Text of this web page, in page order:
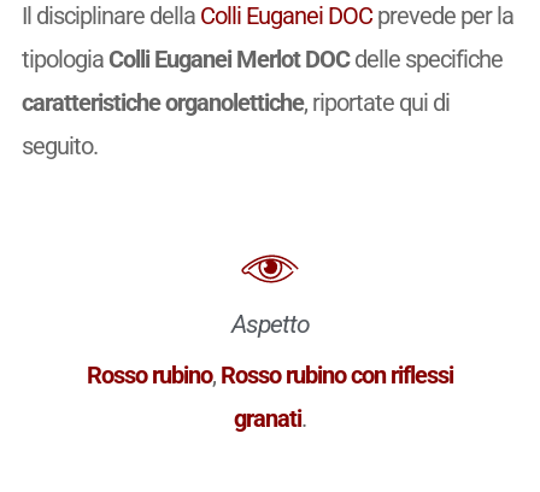
Il disciplinare della Colli Euganei DOCprevede per la
tipologia Colli Euganei Merlot DOCdelle specifiche
caratteristiche organolettiche, riportate qui di
seguito.
Aspetto
Rosso rubino, Rosso rubino con riflessi
granati.